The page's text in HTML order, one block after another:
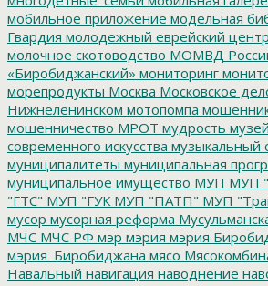
мобильное приложение модельная
Гвардия молодежный еврейский центр
молочное скотоводство МОМВД
«Биробиджанский» мониторинг
морепродукты Москва Московское
Нижнеленинском мотопомпа
мошенничество МРОТ мудрость музей
современного искусства музыкальный
муниципалитеты муниципальная
муниципальное имущество МУП МУП
"ГТС" МУП "ГУК МУП "ПАТП" МУП
мусор мусорная реформа
МЧС МЧС РФ мэр мэрия мэрия
мэрия_Биробиджана мясо
Навальный навигация наводнение